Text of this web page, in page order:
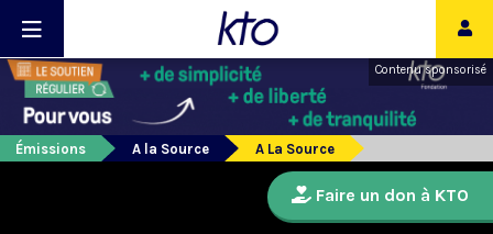
Contenu sponsorisé
Émissions A la Source A La Source
Faire un don à KTO